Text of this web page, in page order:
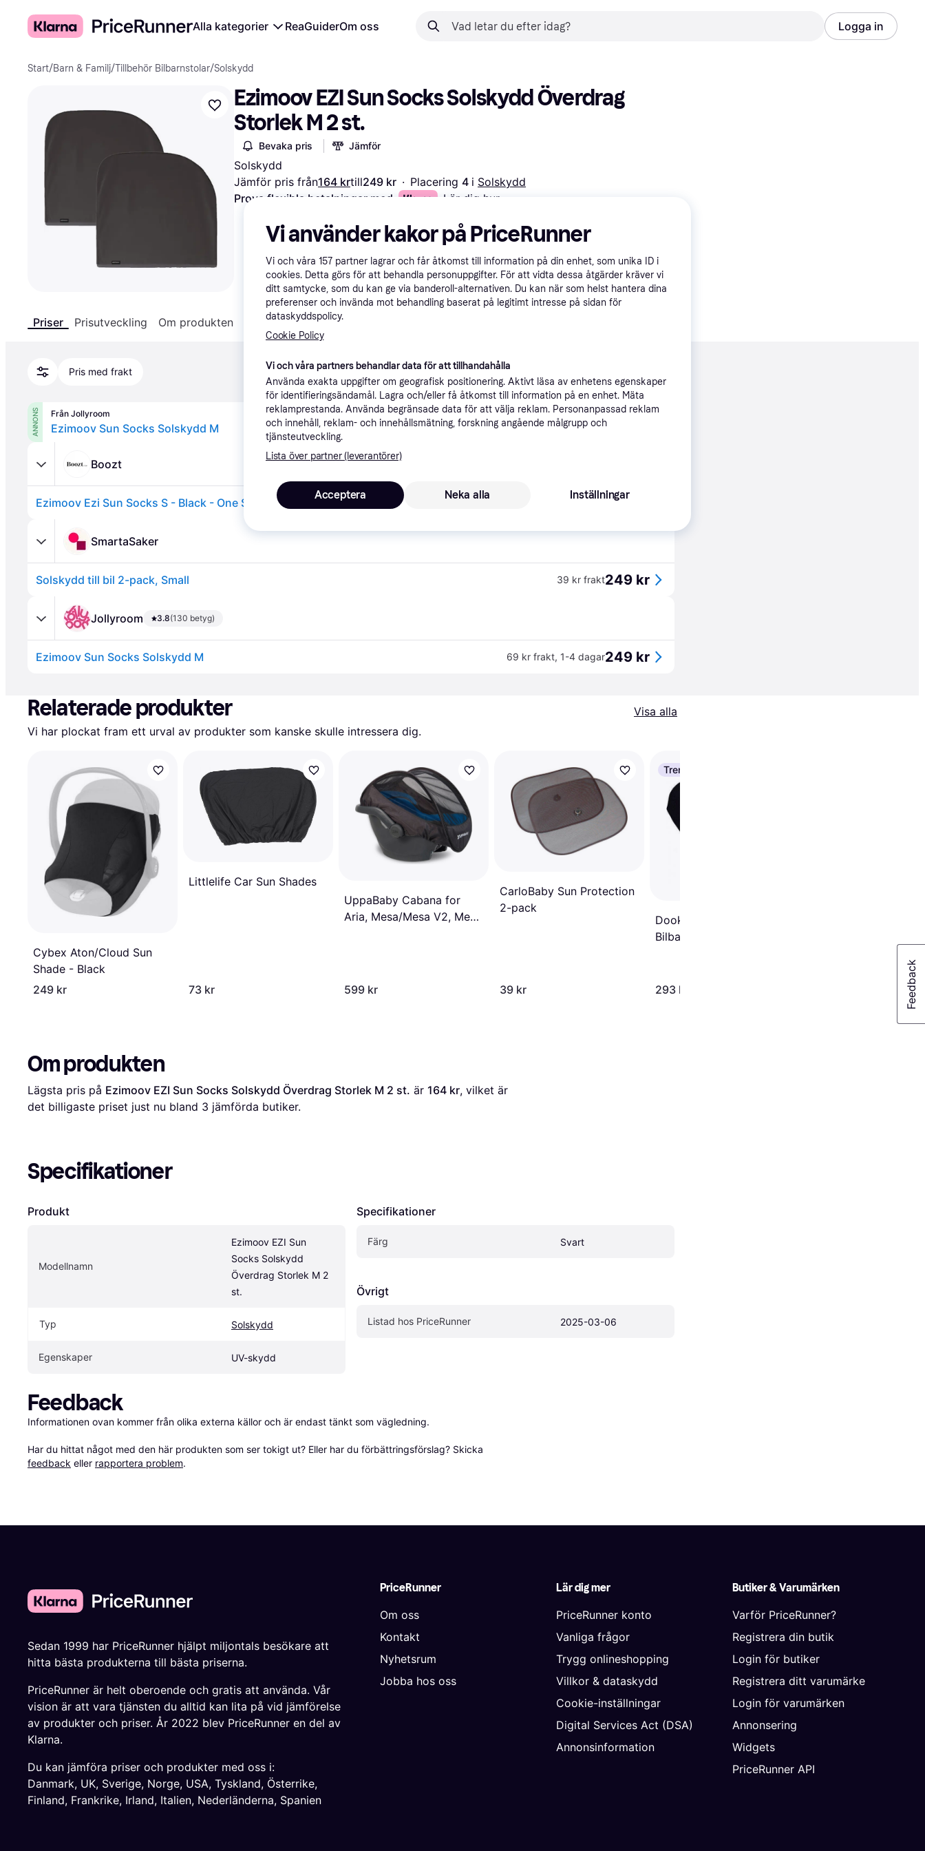
Alla kategorier ReaGuiderOm oss Logga in
Start/Barn & Familj/Tillbehör Bilbarnstolar/Solskydd
Ezimoov EZI Sun Socks Solskydd Överdrag
Storlek M 2 st.
Bevaka pris Jämför
Solskydd
Jämför pris från164 krtill249 kr · Placering 4 i Solskydd
Prova flexibla betalningar med
Lär dig hur
Priser Prisutveckling Om produkten Specifikationer
Pris med frakt
ANNONS Från Jollyroom
Ezimoov Sun Socks Solskydd M 69 kr frakt,1-4 dagar
Boozt
Ezimoov Ezi Sun Socks S - Black - One Size 49 kr frakt164 kr
SmartaSaker
Solskydd till bil 2-pack, Small 39 kr frakt249 kr
Jollyroom 3.8(130 betyg)
Ezimoov Sun Socks Solskydd M 69 kr frakt, 1-4 dagar249 kr
Relaterade produkter
Visa alla
Vi har plockat fram ett urval av produkter som kanske skulle intressera dig.
Cybex Aton/Cloud Sun
Shade - Black
249 kr
Littlelife Car Sun Shades
73 kr
UppaBaby Cabana for
Aria, Mesa/Mesa V2, Mesa
599 kr
CarloBaby Sun Protection
2-pack
39 kr
Trendande
Dooky Hoody Solskärm
Bilbarnstol Svart
293 kr
Om produkten
Lägsta pris på Ezimoov EZI Sun Socks Solskydd Överdrag Storlek M 2 st. är 164 kr, vilket är
det billigaste priset just nu bland 3 jämförda butiker.
Specifikationer
Produkt
Modellnamn
Ezimoov EZI Sun
Socks Solskydd
Överdrag Storlek M 2
st.
Typ Solskydd
Egenskaper UV-skydd
Specifikationer
Färg Svart
Övrigt
Listad hos PriceRunner 2025-03-06
Feedback
Informationen ovan kommer från olika externa källor och är endast tänkt som vägledning.
Har du hittat något med den här produkten som ser tokigt ut? Eller har du förbättringsförslag? Skicka
feedback eller rapportera problem.
PriceRunner
Om oss
Kontakt
Nyhetsrum
Jobba hos oss
Lär dig mer
PriceRunner konto
Vanliga frågor
Trygg onlineshopping
Villkor & dataskydd
Cookie-inställningar
Digital Services Act (DSA)
Annonsinformation
Butiker & Varumärken
Varför PriceRunner?
Registrera din butik
Login för butiker
Registrera ditt varumärke
Login för varumärken
Annonsering
Widgets
PriceRunner API
Sedan 1999 har PriceRunner hjälpt miljontals besökare att
hitta bästa produkterna till bästa priserna.
PriceRunner är helt oberoende och gratis att använda. Vår
vision är att vara tjänsten du alltid kan lita på vid jämförelse
av produkter och priser. År 2022 blev PriceRunner en del av
Klarna.
Du kan jämföra priser och produkter med oss i:
Danmark, UK, Sverige, Norge, USA, Tyskland, Österrike,
Finland, Frankrike, Irland, Italien, Nederländerna, Spanien
Vi använder kakor på PriceRunner
Vi och våra 157 partner lagrar och får åtkomst till information på din enhet, som unika ID i
cookies. Detta görs för att behandla personuppgifter. För att vidta dessa åtgärder kräver vi
ditt samtycke, som du kan ge via banderoll-alternativen. Du kan när som helst hantera dina
preferenser och invända mot behandling baserat på legitimt intresse på sidan för
dataskyddspolicy.
Cookie Policy
Vi och våra partners behandlar data för att tillhandahålla
Använda exakta uppgifter om geografisk positionering. Aktivt läsa av enhetens egenskaper
för identifieringsändamål. Lagra och/eller få åtkomst till information på en enhet. Mäta
reklamprestanda. Använda begränsade data för att välja reklam. Personanpassad reklam
och innehåll, reklam- och innehållsmätning, forskning angående målgrupp och
tjänsteutveckling.
Lista över partner (leverantörer)
Neka alla
Acceptera Inställningar